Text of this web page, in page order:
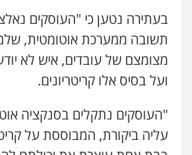
בעתירה נטען כי "העוסקים
תשובה ממערכת אוטומטית,
מצומצם של עובדים, איש לא
ועל בסיס אלו קריטריונים.
"העוסקים נתקלים בסנקציה
עליה ביקורת, המבוססת על